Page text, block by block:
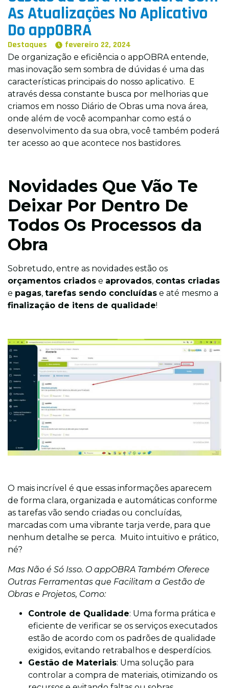
(11) 3042-5698
contato@appobra.com.br
As Atualizações No Aplicativo
Do appOBRA
Destaques fevereiro 22, 2024
De organização e eficiência o appOBRA entende,
mas inovação sem sombra de dúvidas é uma das
características principais do nosso aplicativo. E
através dessa constante busca por melhorias que
criamos em nosso Diário de Obras uma nova área,
onde além de você acompanhar como está o
desenvolvimento da sua obra, você também poderá
ter acesso ao que acontece nos bastidores.
Novidades Que Vão Te
Deixar Por Dentro De
Todos Os Processos da
Obra
Sobretudo, entre as novidades estão os
orçamentos criados e aprovados, contas criadas
e pagas, tarefas sendo concluídas e até mesmo a
finalização de itens de qualidade!
O mais incrível é que essas informações aparecem
de forma clara, organizada e automáticas conforme
as tarefas vão sendo criadas ou concluídas,
marcadas com uma vibrante tarja verde, para que
nenhum detalhe se perca. Muito intuitivo e prático,
né?
Mas Não é Só Isso. O appOBRA Também Oferece
Outras Ferramentas que Facilitam a Gestão de
Obras e Projetos, Como:
Controle de Qualidade: Uma forma prática e
eficiente de verificar se os serviços executados
estão de acordo com os padrões de qualidade
exigidos, evitando retrabalhos e desperdícios.
Gestão de Materiais: Uma solução para
controlar a compra de materiais, otimizando os